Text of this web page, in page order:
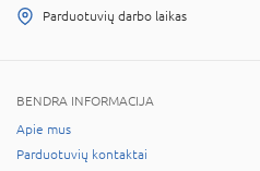
Parduotuvių darbo laikas
BENDRA INFORMACIJA
Apie mus
Parduotuvių kontaktai